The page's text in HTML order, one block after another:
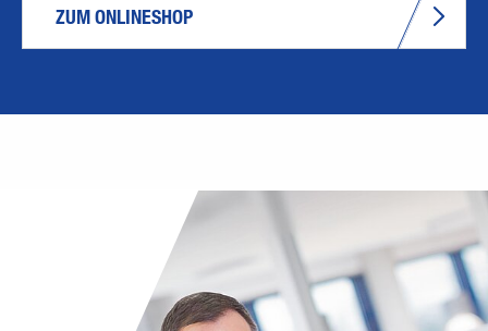
ZUM ONLINESHOP